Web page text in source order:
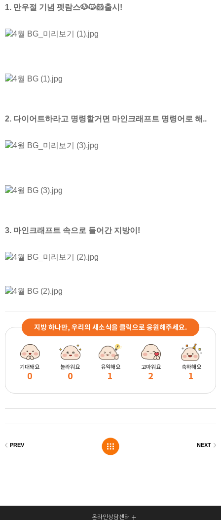
1. 만우절 기념 펫람스🐶🐱🐹출시!
2. 다이어트하라고 명령할거면 마인크래프트 명령어로 해..
3. 마인크래프트 속으로 들어간 지방이!
지방 하나만, 우리의 새소식을 클릭으로 응원해주세요.
기대돼요
0
놀라워요
0
유익해요
1
고마워요
2
축하해요
1
온라인상담센터